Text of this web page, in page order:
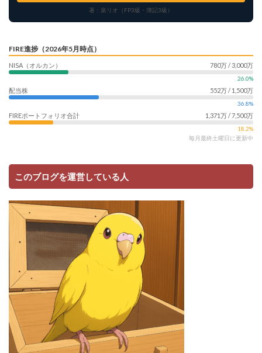
著：泉リオ（FP3級・簿記3級）
FIRE進捗（2026年5月時点）
NISA（オルカン） 780万 / 3,000万
26.0%
配当株 552万 / 1,500万
36.8%
FIREポートフォリオ合計 1,371万 / 7,500万
18.2%
毎月最終土曜日に更新中
このブログを運営している人